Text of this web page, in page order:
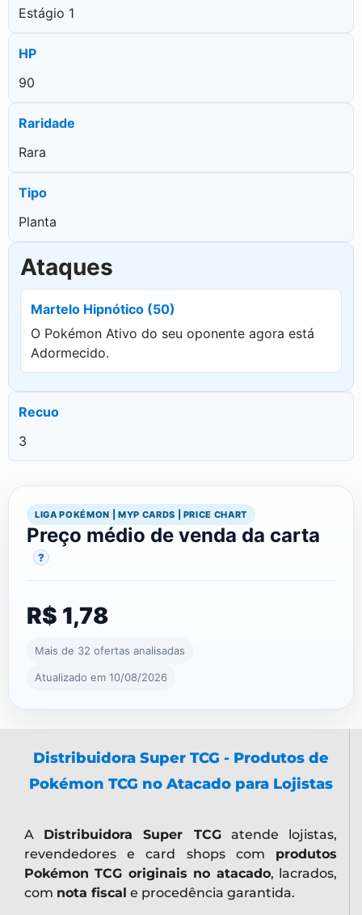
Estágio 1
HP
90
Raridade
Rara
Tipo
Planta
Ataques
Martelo Hipnótico (50)
O Pokémon Ativo do seu oponente agora está
Adormecido.
Recuo
3
LIGA POKÉMON | MYP CARDS | PRICE CHART
Preço médio de venda da carta
?
R$ 1,78
Mais de 32 ofertas analisadas
Atualizado em 10/08/2026
Distribuidora Super TCG - Produtos de
Pokémon TCG no Atacado para Lojistas
A Distribuidora Super TCGatende lojistas,
revendedores e card shops com produtos
Pokémon TCG originais no atacado, lacrados,
com nota fiscal e procedência garantida.